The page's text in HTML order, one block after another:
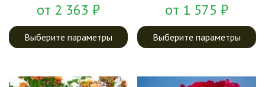
от 2 363 ₽
Выберите параметры
от 1 575₽
Выберите параметры